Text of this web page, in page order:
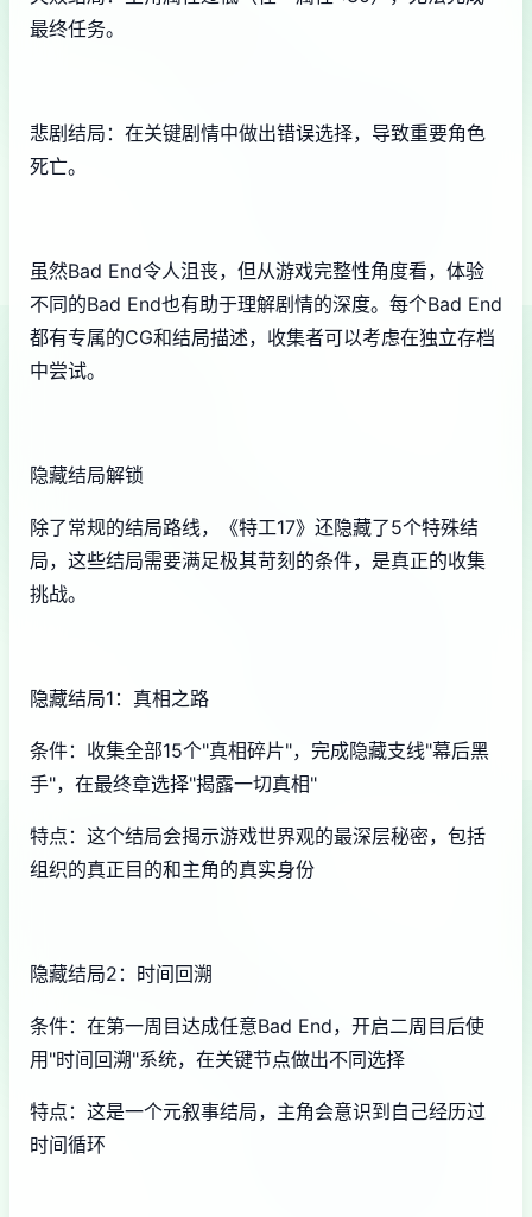
最终任务。
悲剧结局：在关键剧情中做出错误选择，导致重要角色
死亡。
虽然Bad End令人沮丧，但从游戏完整性角度看，体验
不同的Bad End也有助于理解剧情的深度。每个Bad End
都有专属的CG和结局描述，收集者可以考虑在独立存档
中尝试。
隐藏结局解锁
除了常规的结局路线，《特工17》还隐藏了5个特殊结
局，这些结局需要满足极其苛刻的条件，是真正的收集
挑战。
隐藏结局1：真相之路
条件：收集全部15个"真相碎片"，完成隐藏支线"幕后黑
手"，在最终章选择"揭露一切真相"
特点：这个结局会揭示游戏世界观的最深层秘密，包括
组织的真正目的和主角的真实身份
隐藏结局2：时间回溯
条件：在第一周目达成任意Bad End，开启二周目后使
用"时间回溯"系统，在关键节点做出不同选择
特点：这是一个元叙事结局，主角会意识到自己经历过
时间循环